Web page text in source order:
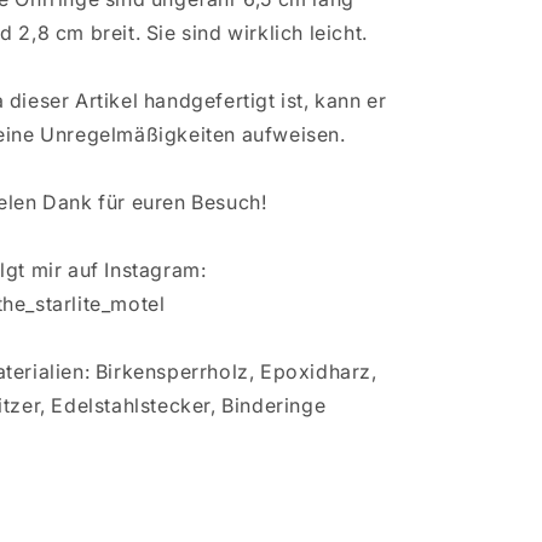
2,8 cm breit. Sie sind wirklich leicht.
dieser Artikel handgefertigt ist, kann er
Unregelmäßigkeiten aufweisen.
Dank für euren Besuch!
mir auf Instagram:
Birkensperrholz, Epoxidharz,
Edelstahlstecker, Binderinge